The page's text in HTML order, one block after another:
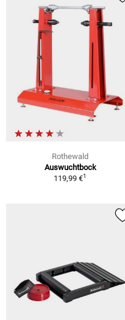
Rothewald
Auswuchtbock
119,99 €1